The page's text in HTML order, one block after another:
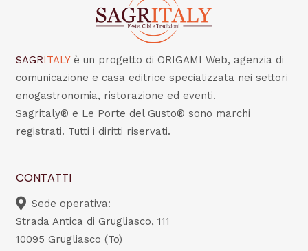
SAGRITALY è un progetto di ORIGAMI Web, agenzia di
comunicazione e casa editrice specializzata nei settori
enogastronomia, ristorazione ed eventi.
Sagritaly® e Le Porte del Gusto® sono marchi
registrati. Tutti i diritti riservati.
CONTATTI
Sede operativa:
Strada Antica di Grugliasco, 111
10095 Grugliasco (To)